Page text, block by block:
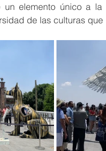
un elemento único a
de las culturas